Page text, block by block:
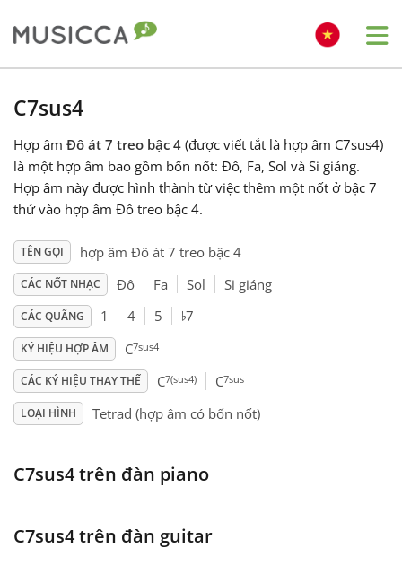
Български
Dansk
Deutsch
English
Español
C7sus4
Hợp âm Đô át 7 treo bậc 4 (được viết tắt là hợp âm C7sus4)
là một hợp âm bao gồm bốn nốt: Đô, Fa, Sol và Si giáng.
Hợp âm này được hình thành từ việc thêm một nốt ở bậc 7
thứ vào hợp âm Đô treo bậc 4.
TÊN GỌI hợp âm Đô át 7 treo bậc 4
CÁC NỐT NHẠC Đô Fa Sol Si giáng
CÁC QUÃNG 1 4 5 ♭7
KÝ HIỆU HỢP ÂM C7sus4
CÁC KÝ HIỆU THAY THẾ C7(sus4) C7sus
LOẠI HÌNH Tetrad (hợp âm có bốn nốt)
C7sus4 trên đàn piano
C7sus4 trên đàn guitar